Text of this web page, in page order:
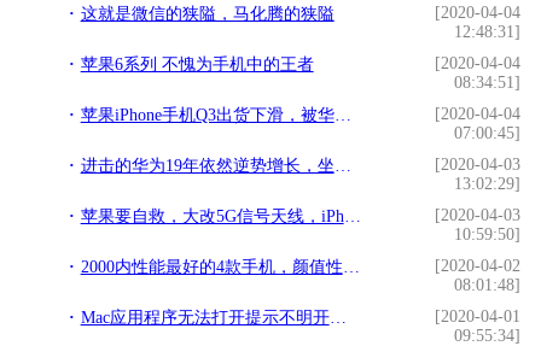
这就是微信的狭隘，马化腾的狭隘
[2020-04-04
12:48:31]
苹果6系列 不愧为手机中的王者
[2020-04-04
08:34:51]
苹果iPhone手机Q3出货下滑，被华为甩开差距
[2020-04-04
07:00:45]
进击的华为19年依然逆势增长，坐稳世界第二！
[2020-04-03
13:02:29]
苹果要自救，大改5G信号天线，iPhone 12信号有救了？
[2020-04-03
10:59:50]
2000内性能最好的4款手机，颜值性能兼具，都是旗舰跳水价
[2020-04-02
08:01:48]
Mac应用程序无法打开提示不明开发者或文件损坏的解决办法
[2020-04-01
09:55:34]